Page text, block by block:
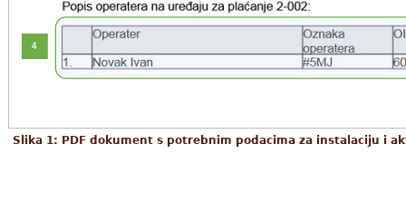
Slika 1: PDF dokument s potrebnim podacima za instalaciju i